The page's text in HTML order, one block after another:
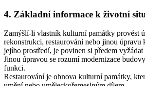
4. Základní informace k životní
Zamýšlí-li vlastník kulturní památky provést
rekonstrukci, restaurování nebo jinou úpravu
jejího prostředí, je povinen si předem vyžádat
Jinou úpravou se rozumí modernizace
funkci.
Restaurování je obnova kulturní památky,